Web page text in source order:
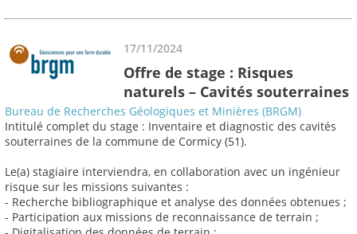
17/11/2024
Offre de stage : Risques
naturels – Cavités souterraines
Bureau de Recherches Géologiques et Minières (BRGM)
Intitulé complet du stage : Inventaire et diagnostic des cavités
souterraines de la commune de Cormicy (51).
Le(a) stagiaire interviendra, en collaboration avec un ingénieur
risque sur les missions suivantes :
- Recherche bibliographique et analyse des données obtenues ;
- Participation aux missions de reconnaissance de terrain ;